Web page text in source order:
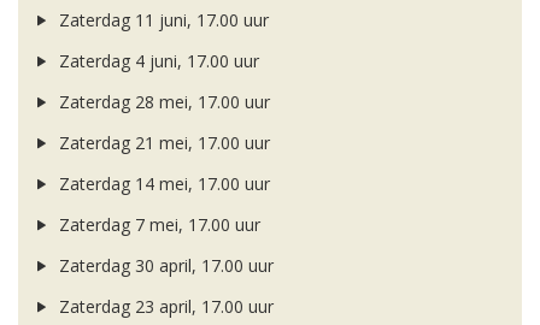
Zaterdag 11 juni, 17.00 uur
Zaterdag 4 juni, 17.00 uur
Zaterdag 28 mei, 17.00 uur
Zaterdag 21 mei, 17.00 uur
Zaterdag 14 mei, 17.00 uur
Zaterdag 7 mei, 17.00 uur
Zaterdag 30 april, 17.00 uur
Zaterdag 23 april, 17.00 uur